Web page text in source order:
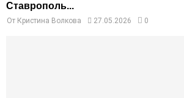
Ставрополь...
От Кристина Волкова 27.05.2026 0